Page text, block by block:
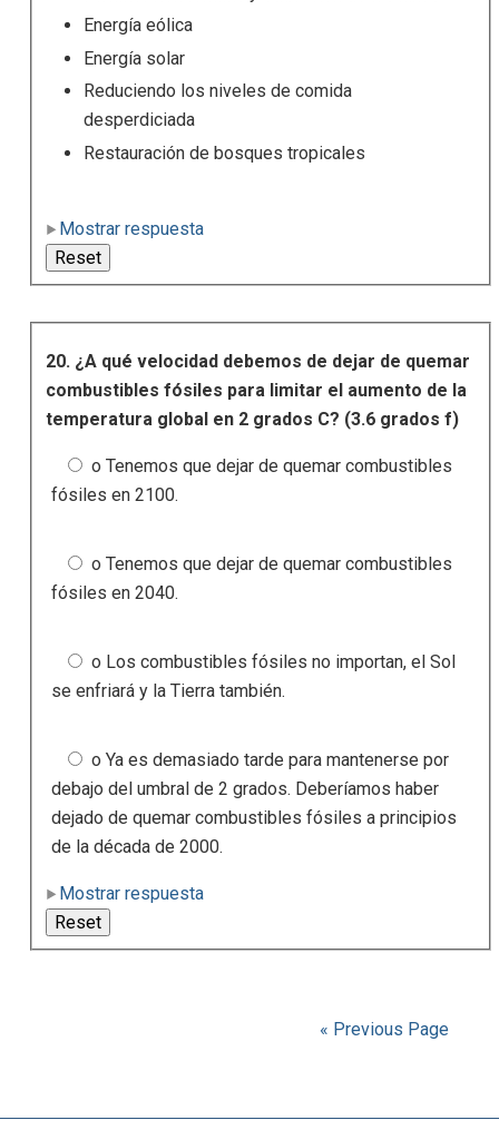
Energía eólica
Energía solar
Reduciendo los niveles de comida
desperdiciada
Restauración de bosques tropicales
Mostrar respuesta
20. ¿A qué velocidad debemos de dejar de quemar
combustibles fósiles para limitar el aumento de la
temperatura global en 2 grados C? (3.6 grados f)
o Tenemos que dejar de quemar combustibles
fósiles en 2100.
o Tenemos que dejar de quemar combustibles
fósiles en 2040.
o Los combustibles fósiles no importan, el Sol
se enfriará y la Tierra también.
o Ya es demasiado tarde para mantenerse por
debajo del umbral de 2 grados. Deberíamos haber
dejado de quemar combustibles fósiles a principios
de la década de 2000.
Mostrar respuesta
« Previous Page